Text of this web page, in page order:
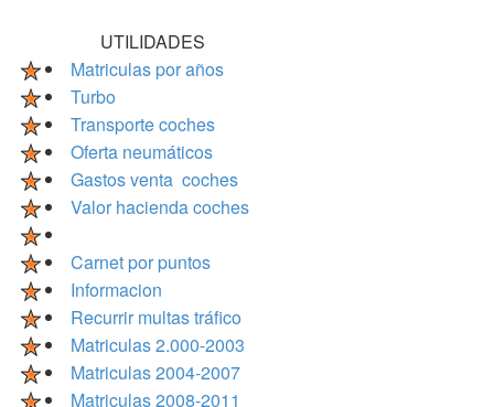
UTILIDADES
Matriculas por años
Turbo
Transporte coches
Oferta neumáticos
Gastos venta coches
Valor hacienda coches
Carnet por puntos
Informacion
Recurrir multas tráfico
Matriculas 2.000-2003
Matriculas 2004-2007
Matriculas 2008-2011